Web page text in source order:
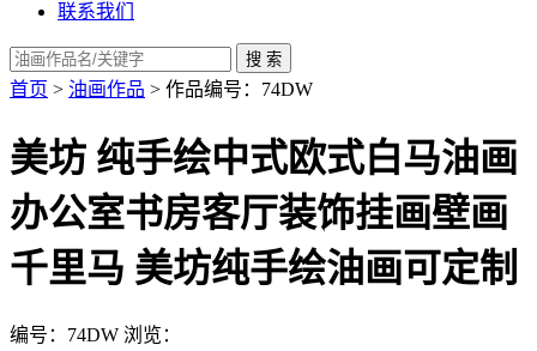
联系我们
首页 > 油画作品 > 作品编号：74DW
美坊 纯手绘中式欧式白马油画
办公室书房客厅装饰挂画壁画
千里马 美坊纯手绘油画可定制
编号：74DW 浏览：